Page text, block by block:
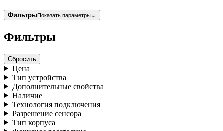
ФильтрыПоказать параметры⌄
Фильтры
Сбросить
Цена
Тип устройства
Дополнительные свойства
Наличие
Технология подключения
Разрешение сенсора
Тип корпуса